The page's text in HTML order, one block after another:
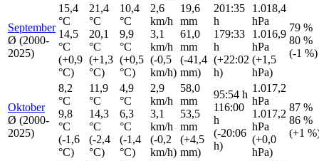
September
Ø (2000-
2025)
15,4
°C
14,5
°C
(+0,9
°C)
21,4
°C
20,1
°C
(+1,3
°C)
10,4
°C
9,9
°C
(+0,5
°C)
2,6
km/h
3,1
km/h
(-0,5
km/h)
19,6
mm
61,0
mm
(-41,4
mm)
201:35
h
179:33
h
(+22:02
h)
1.018,4
hPa
1.016,9
hPa
(+1,5
hPa)
79 %
80 %
(-1 %)
Oktober
Ø (2000-
2025)
8,2
°C
9,8
°C
(-1,6
°C)
11,9
°C
14,3
°C
(-2,4
°C)
4,9
°C
6,3
°C
(-1,4
°C)
2,9
km/h
3,1
km/h
(-0,2
km/h)
58,0
mm
53,5
mm
(+4,5
mm)
95:54 h
116:00
h
(-20:06
h)
1.017,2
hPa
1.017,2
hPa
(+0,0
hPa)
87 %
86 %
(+1